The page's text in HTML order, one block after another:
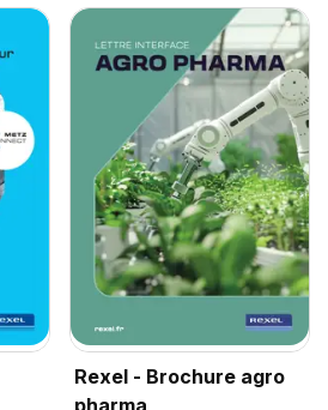
Rexel - Brochure agro
pharma